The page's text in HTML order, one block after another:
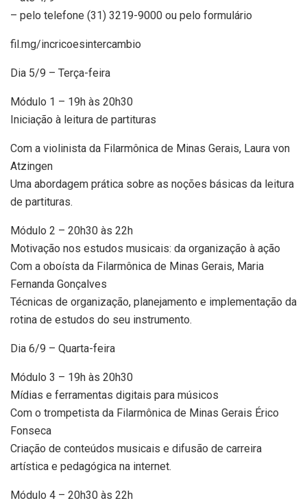
– pelo telefone (31) 3219-9000 ou pelo formulário
fil.mg/incricoesintercambio
Dia 5/9 – Terça-feira
Módulo 1 – 19h às 20h30
Iniciação à leitura de partituras
Com a violinista da Filarmônica de Minas Gerais, Laura von
Atzingen
Uma abordagem prática sobre as noções básicas da leitura
de partituras.
Módulo 2 – 20h30 às 22h
Motivação nos estudos musicais: da organização à ação
Com a oboísta da Filarmônica de Minas Gerais, Maria
Fernanda Gonçalves
Técnicas de organização, planejamento e implementação da
rotina de estudos do seu instrumento.
Dia 6/9 – Quarta-feira
Módulo 3 – 19h às 20h30
Mídias e ferramentas digitais para músicos
Com o trompetista da Filarmônica de Minas Gerais Érico
Fonseca
Criação de conteúdos musicais e difusão de carreira
artística e pedagógica na internet.
Módulo 4 – 20h30 às 22h